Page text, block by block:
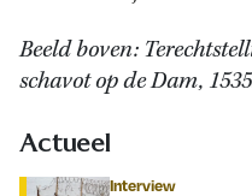
Beeld boven:
schavot op de Dam,
Actueel
Interview